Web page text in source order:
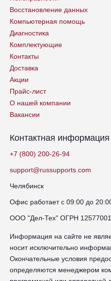
Восстановление данных
Компьютерная помощь
Диагностика
Комплектующие
Контакты
Доставка
Акции
Прайс-лист
О нашей компании
Вакансии
Контактная информация
+7 (800) 200-26-94
support@russupports.com
Челябинск
Офис работает с 09:00 до
ООО "Дел-Тех" ОГРН
Информация на сайте не
носит исключительно
Окончательные условия
определяются менеджером